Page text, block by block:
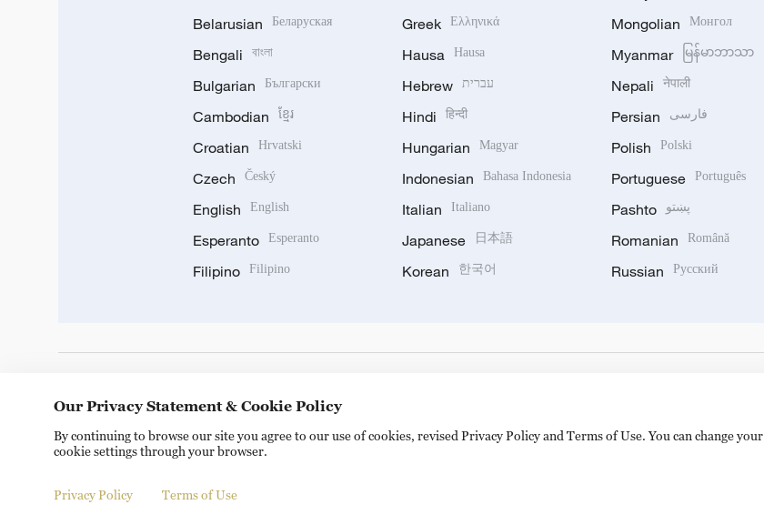
Belarusian Беларуская
Bengali বাংলা
Bulgarian Български
Cambodian ខ្មែរ
Croatian Hrvatski
Czech Český
English English
Esperanto Esperanto
Filipino Filipino
Greek Ελληνικά
Hausa Hausa
Hebrew עברית
Hindi हिन्दी
Hungarian Magyar
Indonesian Bahasa Indonesia
Italian Italiano
Japanese 日本語
Korean 한국어
Mongolian Монгол
Myanmar မြန်မာဘာသာ
Nepali नेपाली
Persian فارسی
Polish Polski
Portuguese Português
Pashto پښتو
Romanian Română
Russian Русский
© China Radio International.CRI. All Rights Reserved. 16A Shijingshan Road, Beijing, China. 100040
Our Privacy Statement & Cookie Policy
By continuing to browse our site you agree to our use of cookies, revised Privacy Policy and Terms of Use. You can change your
cookie settings through your browser.
Privacy Policy Terms of Use